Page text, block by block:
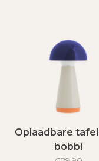
Oplaadbare
bobbi